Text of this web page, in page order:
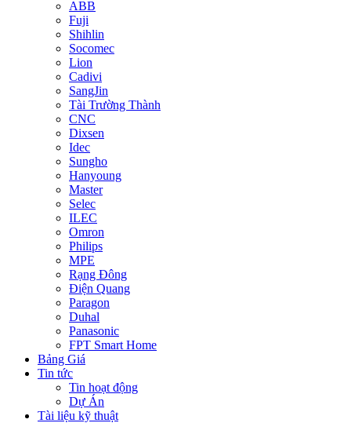
ABB
Fuji
Shihlin
Socomec
Lion
Cadivi
SangJin
Tài Trường Thành
CNC
Dixsen
Idec
Sungho
Hanyoung
Master
Selec
ILEC
Omron
Philips
MPE
Rạng Đông
Điện Quang
Paragon
Duhal
Panasonic
FPT Smart Home
Bảng Giá
Tin tức
Tin hoạt động
Dự Án
Tài liệu kỹ thuật